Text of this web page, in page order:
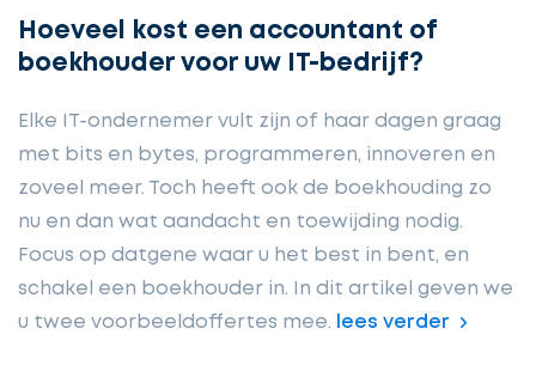
Hoeveel kost een accountant of
boekhouder voor uw IT-bedrijf?
Elke IT-ondernemer vult zijn of haar dagen graag
met bits en bytes, programmeren, innoveren en
zoveel meer. Toch heeft ook de boekhouding zo
nu en dan wat aandacht en toewijding nodig.
Focus op datgene waar u het best in bent, en
schakel een boekhouder in. In dit artikel geven we
u twee voorbeeldoffertes mee. lees verder